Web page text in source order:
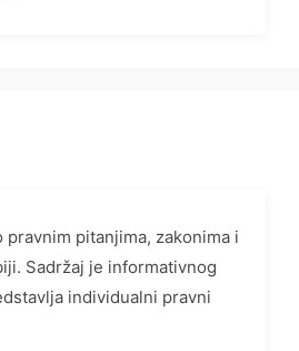
pitanjima, zakonima i
Sadržaj je informativnog
individualni pravni